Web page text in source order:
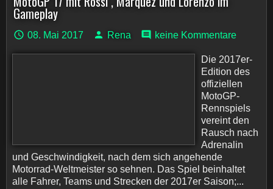
Gameplay
08. Mai 2017 Rena keine Kommentare
Die 2017er-
Edition des
offiziellen
MotoGP-
Rennspiels
vereint den
Rausch nach
Adrenalin
und Geschwindigkeit, nach dem sich angehende
Motorrad-Weltmeister so sehnen. Das Spiel beinhaltet
alle Fahrer, Teams und Strecken der 2017er Saison;...